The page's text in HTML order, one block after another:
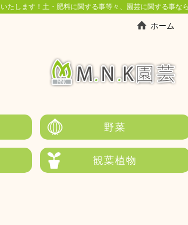
たします！土・肥料に関する事等々、園芸に関する事な
ホーム
野菜
観葉植物